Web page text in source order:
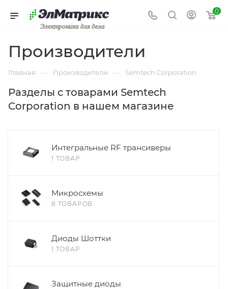
Электроника для дела
0
Производители
Главная — Производители — Semtech Corporation
Разделы с товарами Semtech
Corporation в нашем магазине
Интегральные RF трансиверы
1 ТОВАР
Микросхемы
8 ТОВАРОВ
Диоды Шоттки
1 ТОВАР
Защитные диоды